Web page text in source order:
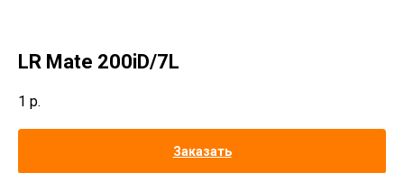
LR Mate 200iD/7L
1 р.
Заказать